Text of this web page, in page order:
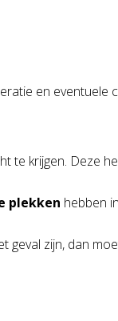
en eventuele
te krijgen. Deze
plekken hebben
geval zijn, dan